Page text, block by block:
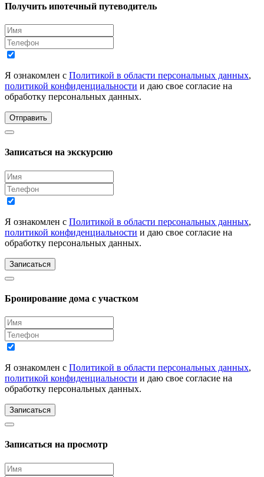
Получить ипотечный путеводитель
Я ознакомлен с Политикой в области персональных данных,
политикой конфиденциальности и даю свое согласие на
обработку персональных данных.
Отправить
Записаться на экскурсию
Я ознакомлен с Политикой в области персональных данных,
политикой конфиденциальности и даю свое согласие на
обработку персональных данных.
Записаться
Бронирование дома с участком
Я ознакомлен с Политикой в области персональных данных,
политикой конфиденциальности и даю свое согласие на
обработку персональных данных.
Записаться
Записаться на просмотр